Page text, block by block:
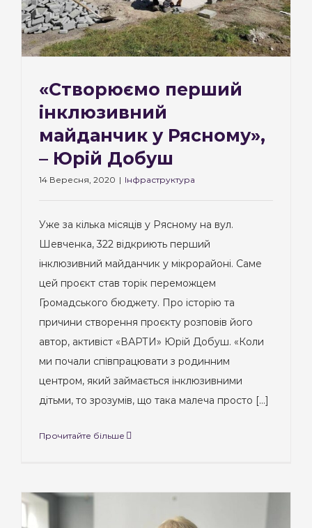
«Cтворюємо перший
інклюзивний
майданчик у Рясному»,
– Юрій Добуш
14 Вересня, 2020 | Інфраструктура
Уже за кілька місяців у Рясному на вул.
Шевченка, 322 відкриють перший
інклюзивний майданчик у мікрорайоні. Саме
цей проєкт став торік переможцем
Громадського бюджету. Про історію та
причини створення проєкту розповів його
автор, активіст «ВАРТИ» Юрій Добуш. «Коли
ми почали співпрацювати з родинним
центром, який займається інклюзивними
дітьми, то зрозумів, що така малеча просто [...]
Прочитайте більше